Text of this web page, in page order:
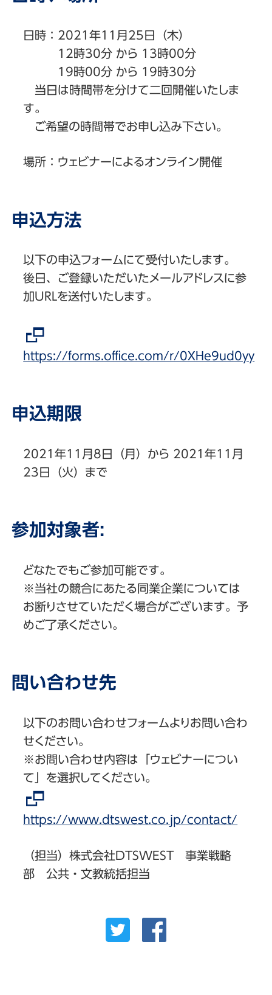
日時：2021年11月25日（木）
12時30分 から 13時00分
19時00分 から 19時30分
当日は時間帯を分けて二回開催いたしま
す。
ご希望の時間帯でお申し込み下さい。
場所：ウェビナーによるオンライン開催
申込方法
以下の申込フォームにて受付いたします。
後日、ご登録いただいたメールアドレスに参
加URLを送付いたします。
https://forms.office.com/r/0XHe9ud0yy
申込期限
2021年11月8日（月）から 2021年11月
23日（火）まで
参加対象者:
どなたでもご参加可能です。
※当社の競合にあたる同業企業については
お断りさせていただく場合がございます。予
めご了承ください。
問い合わせ先
以下のお問い合わせフォームよりお問い合わ
せください。
※お問い合わせ内容は「ウェビナーについ
て」を選択してください。
https://www.dtswest.co.jp/contact/
（担当）株式会社DTSWEST 事業戦略
部 公共・文教統括担当